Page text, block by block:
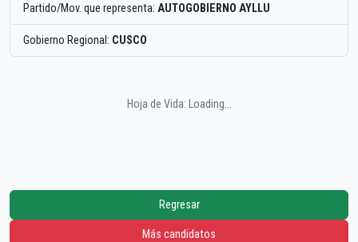
Partido/Mov. que representa: AUTOGOBIERNO AYLLU
Gobierno Regional: CUSCO
Hoja de Vida: Loading...
Regresar
Más candidatos